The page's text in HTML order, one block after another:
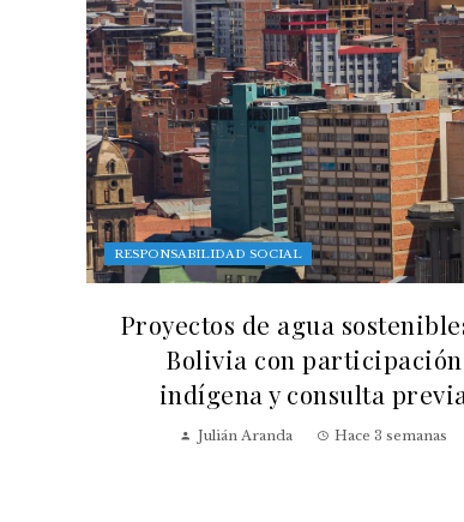
RESPONSABILIDAD SOCIAL
Proyectos de agua
Bolivia con participación
indígena y consulta previa
Julián Aranda Hace 3 semanas